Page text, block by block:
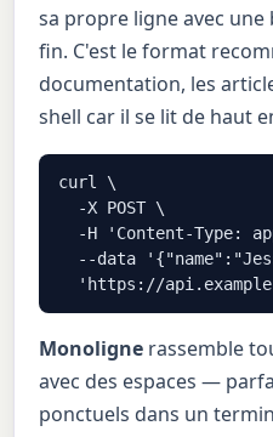
sa propre ligne avec
fin. C'est le format
documentation, les
shell car il se lit de haut
curl \
'https://
Monoligne rassemble
avec des espaces —
ponctuels dans un